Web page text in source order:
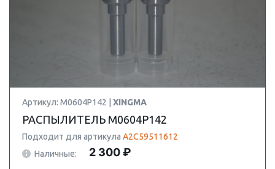
Артикул: M0604P142 | XINGMA
РАСПЫЛИТЕЛЬ M0604P142
Подходит для артикула A2C59511612
Наличные:
2 300 ₽